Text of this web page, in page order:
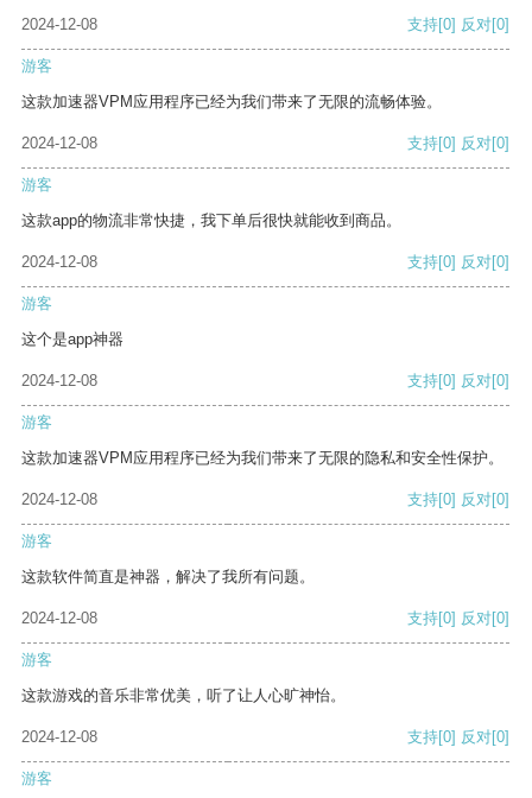
2024-12-08
支持[0] 反对[0]
游客
这款加速器VPM应用程序已经为我们带来了无限的流畅体验。
2024-12-08 支持[0] 反对[0]
游客
这款app的物流非常快捷，我下单后很快就能收到商品。
2024-12-08 支持[0] 反对[0]
游客
这个是app神器
2024-12-08 支持[0] 反对[0]
游客
这款加速器VPM应用程序已经为我们带来了无限的隐私和安全性保护。
2024-12-08 支持[0] 反对[0]
游客
这款软件简直是神器，解决了我所有问题。
2024-12-08 支持[0] 反对[0]
游客
这款游戏的音乐非常优美，听了让人心旷神怡。
2024-12-08 支持[0] 反对[0]
游客